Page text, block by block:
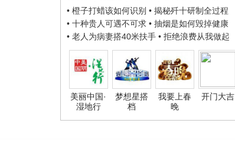
• 橙子打蜡该如何识别 • 揭秘歼十研制全过程
• 十种贵人可遇不可求 • 抽烟是如何毁掉健康
• 老人为病妻搭40米扶手 • 拒绝浪费从我做起
美丽中国·
湿地行
梦想星搭
档
我要上春
晚
开门大吉